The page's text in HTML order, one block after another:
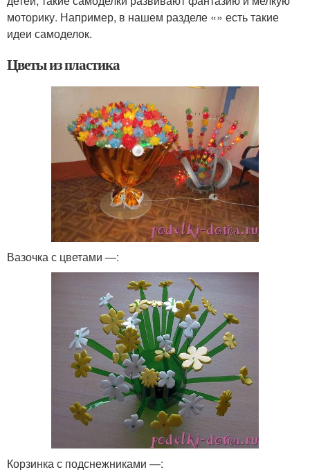
моторику. Например, в нашем разделе «» есть такие
идеи самоделок.
Цветы из пластика
Вазочка с цветами —:
Корзинка с подснежниками —: